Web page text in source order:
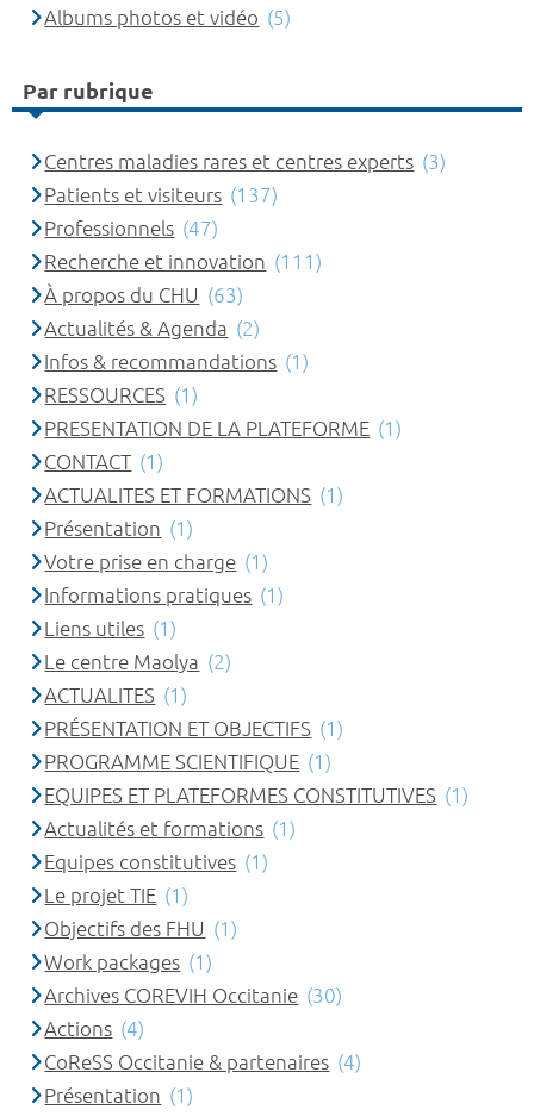
Albums photos et vidéo (5)
Par rubrique
Centres maladies rares et centres experts (3)
Patients et visiteurs (137)
Professionnels (47)
Recherche et innovation (111)
À propos du CHU (63)
Actualités & Agenda (2)
Infos & recommandations (1)
RESSOURCES (1)
PRESENTATION DE LA PLATEFORME (1)
CONTACT (1)
ACTUALITES ET FORMATIONS (1)
Présentation (1)
Votre prise en charge (1)
Informations pratiques (1)
Liens utiles (1)
Le centre Maolya (2)
ACTUALITES (1)
PRÉSENTATION ET OBJECTIFS (1)
PROGRAMME SCIENTIFIQUE (1)
EQUIPES ET PLATEFORMES CONSTITUTIVES (1)
Actualités et formations (1)
Equipes constitutives (1)
Le projet TIE (1)
Objectifs des FHU (1)
Work packages (1)
Archives COREVIH Occitanie (30)
Actions (4)
CoReSS Occitanie & partenaires (4)
Présentation (1)